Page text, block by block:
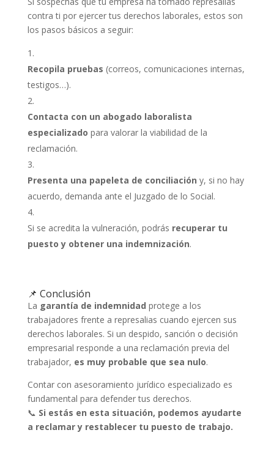
contra ti por ejercer tus derechos laborales, estos son
los pasos básicos a seguir:
Recopila pruebas (correos, comunicaciones internas,
testigos…).
Contacta con un abogado laboralista
especializado para valorar la viabilidad de la
reclamación.
Presenta una papeleta de conciliación y, si no hay
acuerdo, demanda ante el Juzgado de lo Social.
Si se acredita la vulneración, podrás recuperar tu
puesto y obtener una indemnización.
📌 Conclusión
La garantía de indemnidad protege a los
trabajadores frente a represalias cuando ejercen sus
derechos laborales. Si un despido, sanción o decisión
empresarial responde a una reclamación previa del
trabajador, es muy probable que sea nulo.
Contar con asesoramiento jurídico especializado es
fundamental para defender tus derechos.
📞 Si estás en esta situación, podemos ayudarte
a reclamar y restablecer tu puesto de trabajo.